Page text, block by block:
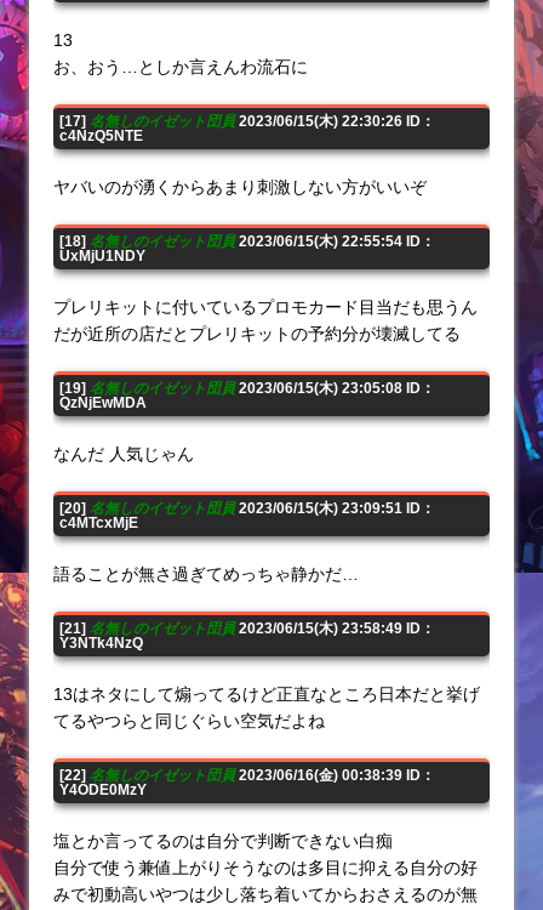
13
お、おう…としか言えんわ流石に
[17] 名無しのイゼット団員2023/06/15(木) 22:30:26 ID：
c4NzQ5NTE
ヤバいのが湧くからあまり刺激しない方がいいぞ
[18] 名無しのイゼット団員2023/06/15(木) 22:55:54 ID：
UxMjU1NDY
プレリキットに付いているプロモカード目当だも思うん
だが近所の店だとプレリキットの予約分が壊滅してる
[19] 名無しのイゼット団員2023/06/15(木) 23:05:08 ID：
QzNjEwMDA
なんだ 人気じゃん
[20] 名無しのイゼット団員2023/06/15(木) 23:09:51 ID：
c4MTcxMjE
語ることが無さ過ぎてめっちゃ静かだ…
[21] 名無しのイゼット団員2023/06/15(木) 23:58:49 ID：
Y3NTk4NzQ
13はネタにして煽ってるけど正直なところ日本だと挙げ
てるやつらと同じぐらい空気だよね
[22] 名無しのイゼット団員2023/06/16(金) 00:38:39 ID：
Y4ODE0MzY
塩とか言ってるのは自分で判断できない白痴
自分で使う兼値上がりそうなのは多目に抑える自分の好
みで初動高いやつは少し落ち着いてからおさえるのが無